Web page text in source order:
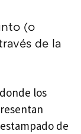
(o
de la
los
de